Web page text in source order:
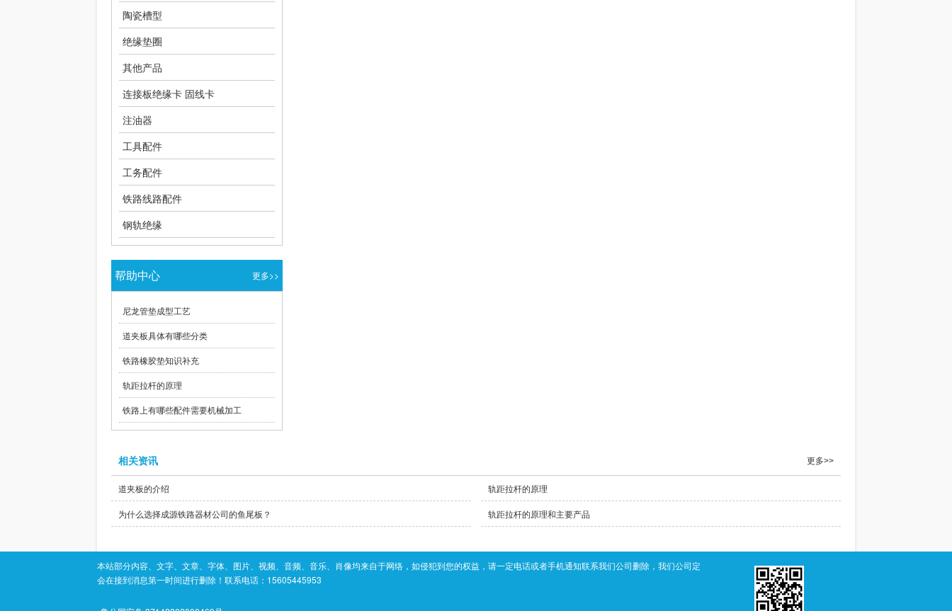
陶瓷槽型
绝缘垫圈
其他产品
连接板绝缘卡 固线卡
注油器
工具配件
工务配件
铁路线路配件
钢轨绝缘
帮助中心 更多>>
尼龙管垫成型工艺
道夹板具体有哪些分类
铁路橡胶垫知识补充
轨距拉杆的原理
铁路上有哪些配件需要机械加工
相关资讯 更多>>
道夹板的介绍 轨距拉杆的原理
为什么选择成源铁路器材公司的鱼尾板？ 轨距拉杆的原理和主要产品
本站部分内容、文字、文章、字体、图片、视频、音频、音乐、肖像均来自于网络，如侵犯到您的权益，请一定电话或者手机通知联系我们公司删除，我们公司定
会在接到消息第一时间进行删除！联系电话：15605445953